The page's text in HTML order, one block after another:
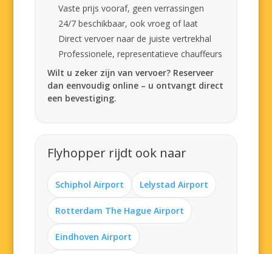
Vaste prijs vooraf, geen verrassingen
24/7 beschikbaar, ook vroeg of laat
Direct vervoer naar de juiste vertrekhal
Professionele, representatieve chauffeurs
Wilt u zeker zijn van vervoer? Reserveer
dan eenvoudig online – u ontvangt direct
een bevestiging.
Flyhopper rijdt ook naar
Schiphol Airport Lelystad Airport
Rotterdam The Hague Airport
Eindhoven Airport